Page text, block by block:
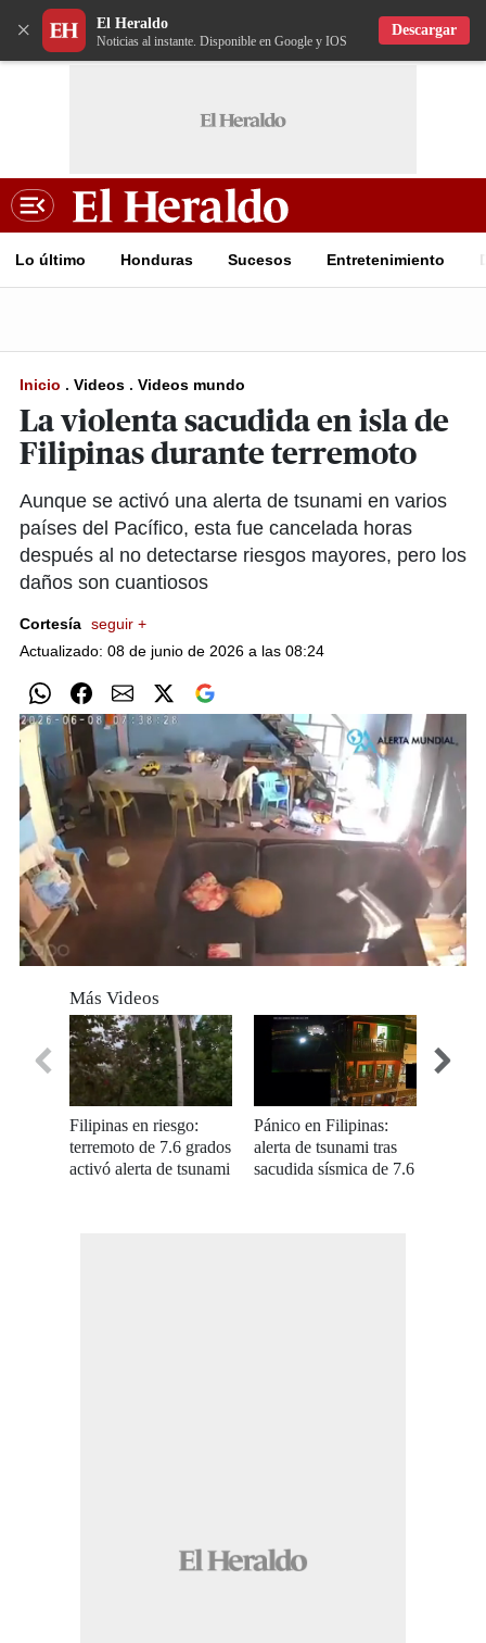
× El Heraldo
Noticias al instante. Disponible en Google y IOS
Descargar
Lo último Honduras Sucesos Entretenimiento
Inicio . Videos . Videos mundo
La violenta sacudida en isla de
Filipinas durante terremoto
Aunque se activó una alerta de tsunami en varios
países del Pacífico, esta fue cancelada horas
después al no detectarse riesgos mayores, pero los
daños son cuantiosos
Cortesía seguir +
Actualizado: 08 de junio de 2026 a las 08:24
seconds
seconds
Más Videos
Filipinas en riesgo:
terremoto de 7.6 grados
activó alerta de tsunami
Pánico en Filipinas:
alerta de tsunami tras
sacudida sísmica de 7.6